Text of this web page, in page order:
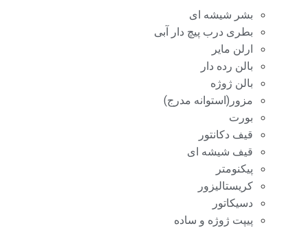
بشر شیشه ای
بطری درب پیچ دار آبی
ارلن مایر
بالن رده دار
بالن ژوژه
مزور(استوانه مدرج)
بورت
قیف دکانتور
قیف شیشه ای
پیکنومتر
کریستالیزور
دسیکاتور
پیپت ژوژه و ساده